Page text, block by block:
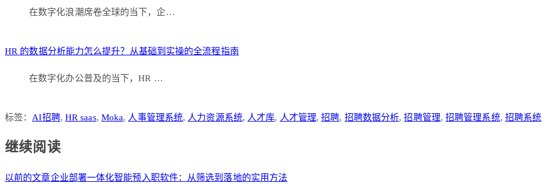
在数字化浪潮席卷全球的当下，企…
HR 的数据分析能力怎么提升？从基础到实操的全流程指南
在数字化办公普及的当下，HR …
标签： AI招聘, HR saas, Moka, 人事管理系统, 人力资源系统, 人才库, 人才管理,招聘, 招聘数据分析,招聘管理,招聘管理系统, 招聘系统
继续阅读
以前的文章企业部署一体化智能预入职软件：从筛选到落地的实用方法